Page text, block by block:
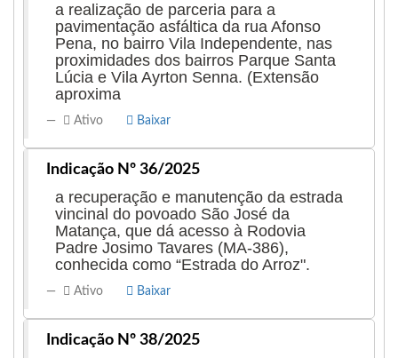
a realização de parceria para a
pavimentação asfáltica da rua Afonso
Pena, no bairro Vila Independente, nas
proximidades dos bairros Parque Santa
Lúcia e Vila Ayrton Senna. (Extensão
aproxima
Ativo Baixar
Indicação Nº 36/2025
a recuperação e manutenção da estrada
vincinal do povoado São José da
Matança, que dá acesso à Rodovia
Padre Josimo Tavares (MA-386),
conhecida como “Estrada do Arroz".
Ativo Baixar
Indicação Nº 38/2025